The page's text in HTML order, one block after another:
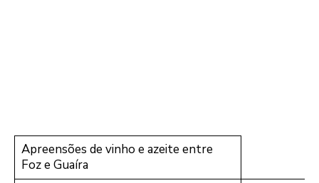
Apreensões de vinho e azeite entre
Foz e Guaíra